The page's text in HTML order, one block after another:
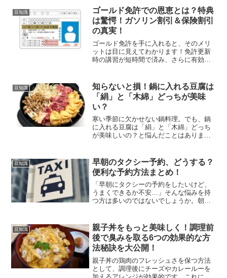
豆知識
ゴールド免許での恩恵とは？特典
は驚愕！ガソリン割引＆保険割引
の真実！
ゴールド免許を手に入れると、そのメリ
ットは目に見えてわかります！免許更新
時の講習が短時間で済み、さらに有効期
せんが、ガソリン割引などのさまざまな
特典を受ける事ができる...
豆知識
知らないと損！鍋に入れる豆腐は
「絹」と「木綿」どっちが美味
い？
寒い季節に欠かせない鍋料理。でも、鍋
に入れる豆腐は「絹」と「木綿」どっち
が美味しいの？と悩んだことはありませ
いった失敗につながることも…。この記
事では、絹ごし豆腐と木綿...
豆知識
早朝のタクシー予約、どうする？
便利な予約方法まとめ！
「早朝にタクシーの予約をしたいけど、
うまくできるか不安…」そんな悩みを持
つ方は多いのではないでしょうか。朝の
クシーを予約しておきたいものです。こ
の記事では、早朝にタクシ...
豆知識
親子丼をもっと美味しく！調理前
後で臭みを取る6つの効果的な方
法秘訣を大公開！
親子丼の鶏肉のフレッシュさを保つ方法
として、調理後にチーズやカレールーを